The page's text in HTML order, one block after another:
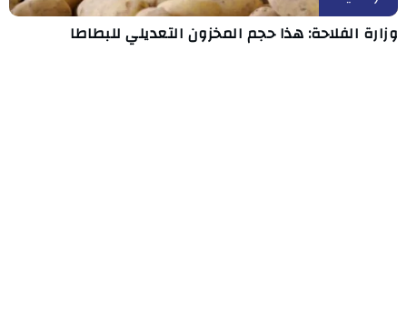
وزارة الفلاحة: هذا حجم المخزون التعديلي للبطاطا